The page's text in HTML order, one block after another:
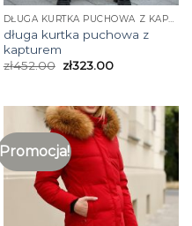
DŁUGA KURTKA PUCHOWA Z KAPTUREM
długa kurtka puchowa z
kapturem
zł452.00 zł323.00
Promocja!